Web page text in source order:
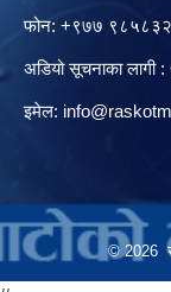
फोन: +९७७
अडियो सूचनाका
इमेल:
© 2026